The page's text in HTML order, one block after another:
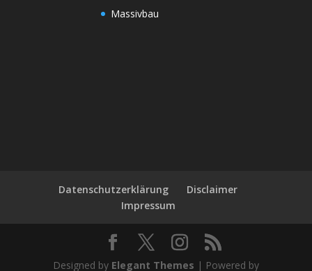
Massivbau
Datenschutzerklärung
Disclaimer
Impressum
Designed by Elegant Themes | Powered by